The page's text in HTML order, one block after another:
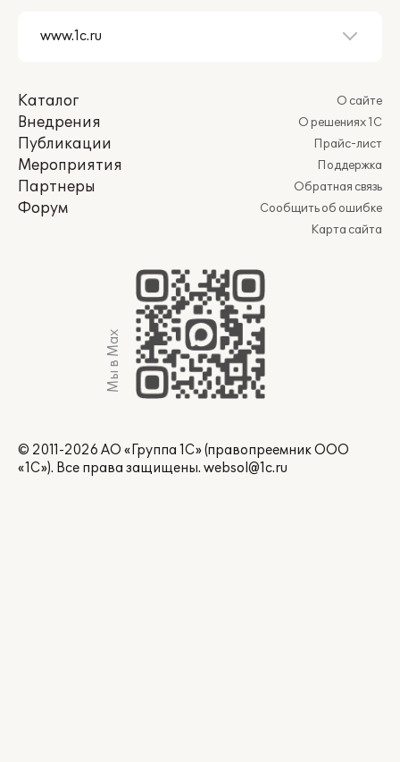
Каталог
Внедрения
Публикации
Мероприятия
Партнеры
Форум
О сайте
О решениях 1С
Прайс-лист
Поддержка
Обратная связь
Сообщить об ошибке
Карта сайта
Мы в Max
© 2011-2026 АО «Группа 1С» (правопреемник ООО
«1С»). Все права защищены. websol@1c.ru